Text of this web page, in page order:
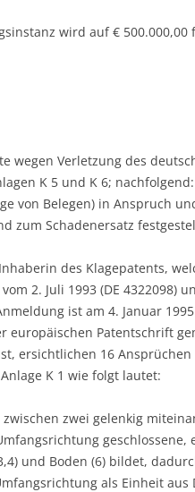
wird auf € 500.000,00
wegen Verletzung des
K 5 und K 6;
von Belegen) in Anspruch
zum Schadenersatz
des Klagepatents,
2. Juli 1993 (DE 4322098)
ist am 4. Januar
europäischen Patentschrift
ersichtlichen 16
K 1 wie folgt lautet:
zwei gelenkig
geschlossene,
und Boden (6) bildet,
als Einheit aus